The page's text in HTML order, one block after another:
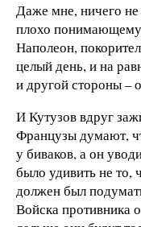
Даже мне, ничего
плохо
Наполеон,
целый день, и на
и другой стороны –
И Кутузов вдруг
Французы думают,
у биваков, а он
было удивить не то,
должен был
Войска противника